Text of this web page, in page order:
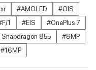
#AMOLED
#OIS
1 #EIS
#OnePlus 7
Snapdragon 855
#8MP
#16MP